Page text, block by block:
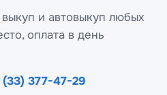
и автовыкуп любых
оплата в день
(33) 377-47-29